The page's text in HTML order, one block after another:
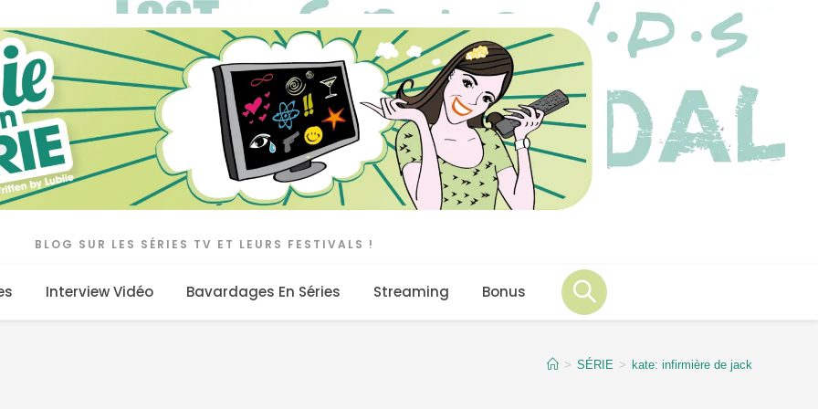
BLOG SUR LES SÉRIES TV ET LEURS FESTIVALS !
Interview Vidéo Bavardages En Séries Streaming Bonus
> SÉRIE > kate: infirmière de jack